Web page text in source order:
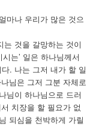
마나 우리가 많은 것으
는 것을 갈망하는 것이
는’ 일은 하나님께서
. 나는 그저 내가 할 일
님은 그저 그분 자체로
님이 하나님으로 드러
치장을 할 필요가 없
되심을 천박하게 가릴